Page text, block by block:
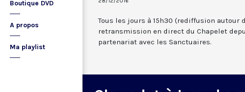
Boutique DVD
A propos
Ma playlist
Tous les jours à 15h30 (rediffusion autour
retransmission en direct du Chapelet
partenariat avec les Sanctuaires.